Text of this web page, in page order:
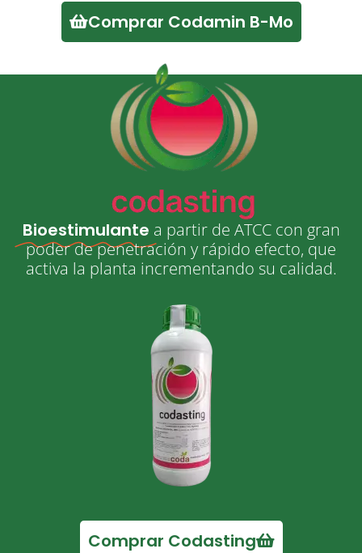
Comprar Codamin B-Mo
Bioestimulante a partir de ATCC con gran
poder de penetración y rápido efecto, que
activa la planta incrementando su calidad.
Comprar Codasting